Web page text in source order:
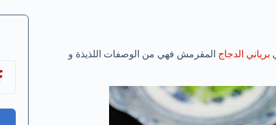
برياني الدجاج المقرمش فهي من الوصفات اللذيذة و